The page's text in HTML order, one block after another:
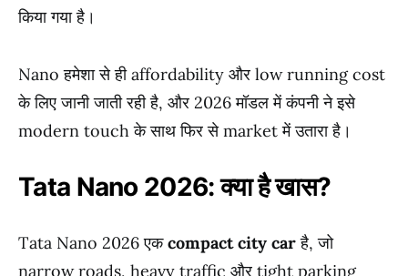
किया गया है।
Nano हमेशा से ही affordability और low running cost
के लिए जानी जाती रही है, और 2026 मॉडल में कंपनी ने इसे
modern touch के साथ फिर से market में उतारा है।
Tata Nano 2026: क्या है खास?
Tata Nano 2026 एकcompact city carहै, जो
narrow roads, heavy traffic और tight parking